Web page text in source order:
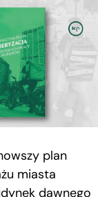
plan
miasta
dawnego